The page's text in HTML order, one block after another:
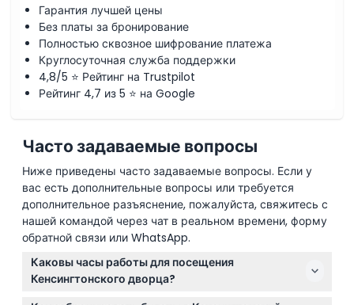
Гарантия лучшей цены
Без платы за бронирование
Полностью сквозное шифрование платежа
Круглосуточная служба поддержки
4,8/5 ⭐ Рейтинг на Trustpilot
Рейтинг 4,7 из 5 ⭐ на Google
Часто задаваемые вопросы
Ниже приведены часто задаваемые вопросы. Если у
вас есть дополнительные вопросы или требуется
дополнительное разъяснение, пожалуйста, свяжитесь с
нашей командой через чат в реальном времени, форму
обратной связи или WhatsApp.
Каковы часы работы для посещения
Кенсингтонского дворца?
Кенсингтонский дворец открыт со среды по